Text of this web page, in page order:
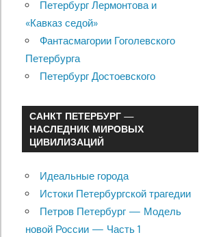
Петербург Лермонтова и
«Кавказ седой»
Фантасмагории Гоголевского
Петербурга
Петербург Достоевского
САНКТ ПЕТЕРБУРГ —
НАСЛЕДНИК МИРОВЫХ
ЦИВИЛИЗАЦИЙ
Идеальные города
Истоки Петербургской трагедии
Петров Петербург — Модель
новой России — Часть 1